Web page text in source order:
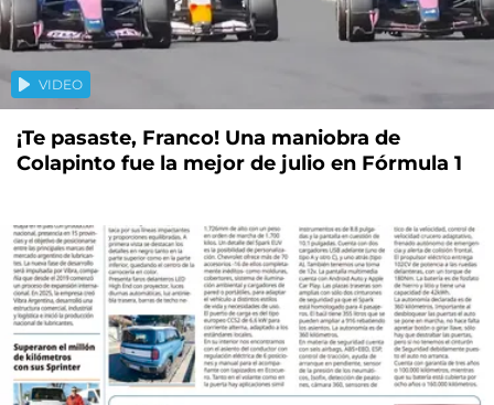
VIDEO
¡Te pasaste, Franco! Una maniobra de
Colapinto fue la mejor de julio en Fórmula 1